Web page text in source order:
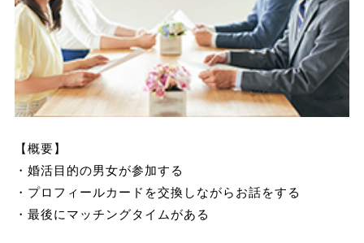
【概要】
・婚活目的の男女が参加する
・プロフィールカードを交換しながらお話をする
・最後にマッチングタイムがある